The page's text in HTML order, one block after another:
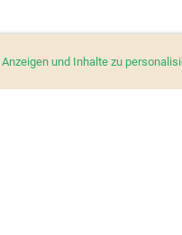
und Inhalte zu